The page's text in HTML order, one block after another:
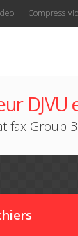
Compress
DJVU
fax Group